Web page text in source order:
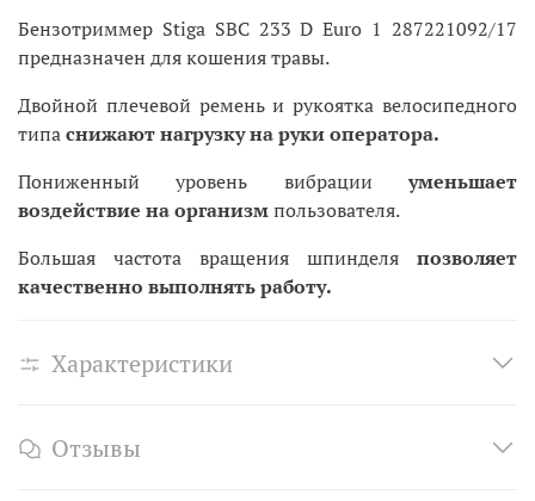
Бензотриммер Stiga SBC 233 D Euro 1 287221092/17
предназначен для кошения травы.
Двойной плечевой ремень и рукоятка велосипедного
типаснижают нагрузку на руки оператора.
Пониженный уровень вибрацииуменьшает
воздействие на организмпользователя.
Большая частота вращения шпинделя позволяет
качественно выполнять работу.
Характеристики
Отзывы